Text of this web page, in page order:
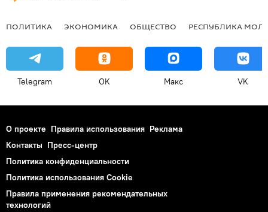
ПОЛИТИКА ЭКОНОМИКА ОБЩЕСТВО РЕСПУБЛИКА
Telegram OK Макс VK
О проекте Правила использования Реклама
Контакты Пресс-центр
Политика конфиденциальности
Политика использования Cookie
Правила применения рекомендательных
технологий